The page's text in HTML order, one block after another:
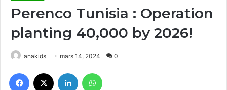
Perenco Tunisia : Operation
planting 40,000 by 2026!
anakids mars 14, 2024 0
Facebook Linkedin